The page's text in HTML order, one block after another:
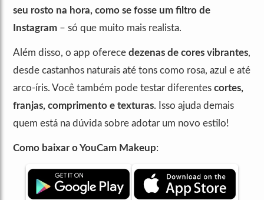
seu rosto na hora, como se fosse um filtro de
Instagram – só que muito mais realista.
Além disso, o app oferece dezenas de cores vibrantes,
desde castanhos naturais até tons como rosa, azul e até
arco-íris. Você também pode testar diferentes cortes,
franjas, comprimento e texturas. Isso ajuda demais
quem está na dúvida sobre adotar um novo estilo!
Como baixar o YouCam Makeup: